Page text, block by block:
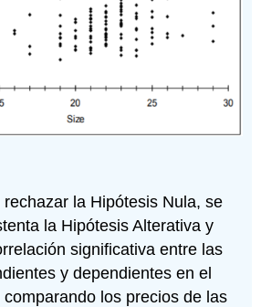
rechazar la Hipótesis Nula, se
la Hipótesis Alterativa y
significativa entre las
y dependientes en el
los precios de las